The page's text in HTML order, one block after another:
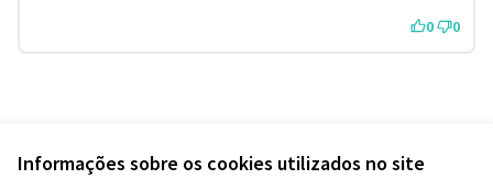
Informações sobre os cookies utilizados no site
0 0